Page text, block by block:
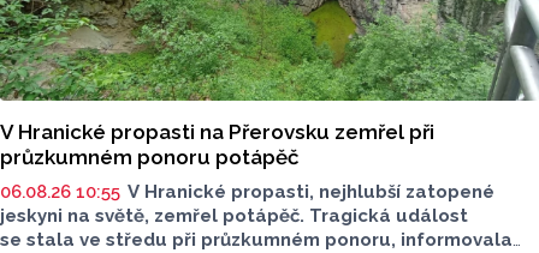
V Hranické propasti na Přerovsku zemřel při
průzkumném ponoru potápěč
06.08.26 10:55 V Hranické propasti, nejhlubší zatopené
jeskyni na světě, zemřel potápěč. Tragická událost
se stala ve středu při průzkumném ponoru, informovala